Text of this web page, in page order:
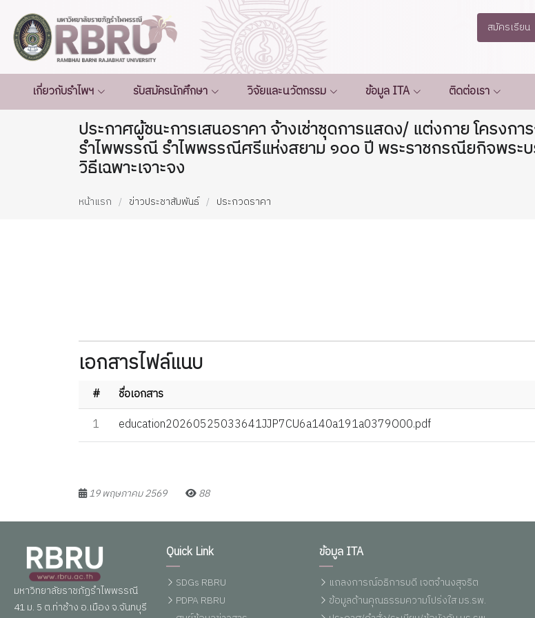
สมัครเรียน
เกี่ยวกับรำไพฯ รับสมัครนักศึกษา วิจัยและนวัตกรรม ข้อมูล ITA ติดต่อเรา
ประกาศผู้ชนะการเสนอราคา จ้างเช่าชุดการแสดง/ แต่งกาย โครงก
รำไพพรรณี รำไพพรรณีศรีแห่งสยาม ๑๐๐ ปี พระราชกรณียกิจพระ
วิธีเฉพาะเจาะจง
หน้าแรก ข่าวประชาสัมพันธ์ ประกวดราคา
เอกสารไฟล์แนบ
# ชื่อเอกสาร
1
education20260525033641JJP7CU6a140a191a0379O00.pdf
19 พฤษภาคม 2569 88
มหาวิทยาลัยราชภัฏรำไพพรรณี
41 ม. 5 ต.ท่าช้าง อ.เมือง จ.จันทบุรี
Quick Link
SDGs RBRU
PDPA RBRU
ข้อมูล ITA
แถลงการณ์อธิการบดี เจตจำนงสุจริต
ข้อมูลด้านคุณธรรมความโปร่งใส มร.รพ.